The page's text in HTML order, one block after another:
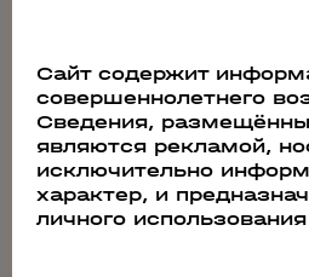
Декантер Riedel
"Superleggero"
23 900 руб.
Сайт содержит
совершеннолетнего
Сведения,
являются рекламой,
исключительно
характер, и
личного использования